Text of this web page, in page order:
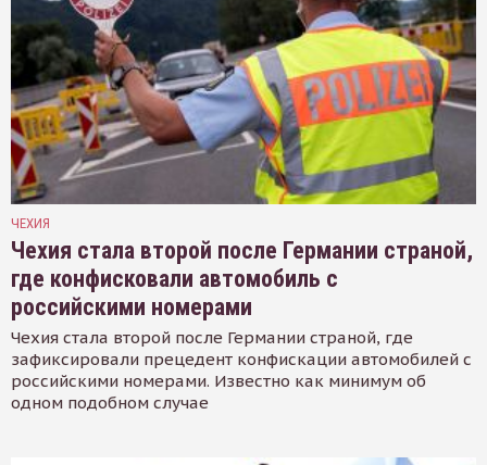
ЧЕХИЯ
Чехия стала второй после Германии страной,
где конфисковали автомобиль с
российскими номерами
Чехия стала второй после Германии страной, где
зафиксировали прецедент конфискации автомобилей с
российскими номерами. Известно как минимум об
одном подобном случае